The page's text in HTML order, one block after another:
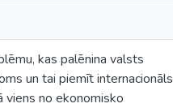
kas palēnina valsts
un tai piemīt internacionāls
viens no ekonomisko